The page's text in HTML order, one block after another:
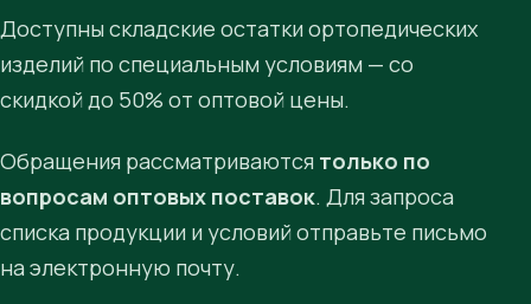
Доступны складские остатки ортопедических
изделий по специальным условиям — со
скидкой до 50% от оптовой цены.
Обращения рассматриваются только по
вопросам оптовых поставок. Для запроса
списка продукции и условий отправьте письмо
на электронную почту.